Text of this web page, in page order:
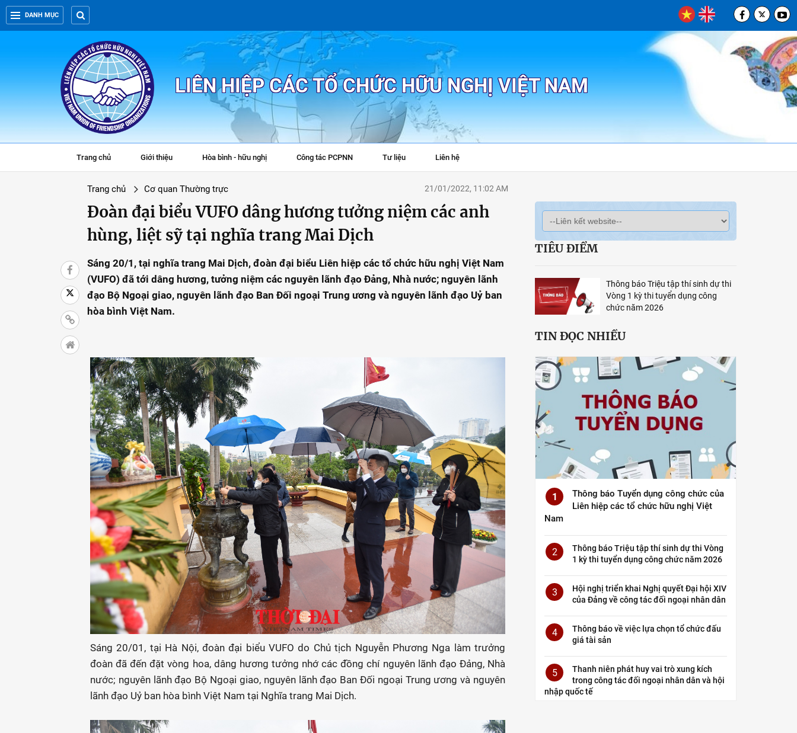
DANH MỤC
LIÊN HIỆP CÁC TỔ CHỨC HỮU NGHỊ VIỆT NAM
Trang chủ Giới thiệu Hòa bình - hữu nghị Công tác PCPNN Tư liệu Liên hệ
Trang chủ Cơ quan Thường trực 21/01/2022, 11:02 AM
Đoàn đại biểu VUFO dâng hương tưởng niệm các anh
hùng, liệt sỹ tại nghĩa trang Mai Dịch
Sáng 20/1, tại nghĩa trang Mai Dịch, đoàn đại biểu Liên hiệp các tổ chức hữu nghị Việt Nam
(VUFO) đã tới dâng hương, tưởng niệm các nguyên lãnh đạo Đảng, Nhà nước; nguyên lãnh
đạo Bộ Ngoại giao, nguyên lãnh đạo Ban Đối ngoại Trung ương và nguyên lãnh đạo Uỷ ban
hòa bình Việt Nam.
Sáng 20/01, tại Hà Nội, đoàn đại biểu VUFO do Chủ tịch Nguyễn Phương Nga làm trưởng
đoàn đã đến đặt vòng hoa, dâng hương tưởng nhớ các đồng chí nguyên lãnh đạo Đảng, Nhà
nước; nguyên lãnh đạo Bộ Ngoại giao, nguyên lãnh đạo Ban Đối ngoại Trung ương và nguyên
lãnh đạo Uỷ ban hòa bình Việt Nam tại Nghĩa trang Mai Dịch.
TIÊU ĐIỂM
Thông báo Triệu tập thí sinh dự thi
Vòng 1 kỳ thi tuyển dụng công
chức năm 2026
TIN ĐỌC NHIỀU
1
Thông báo Tuyển dụng công chức của
Liên hiệp các tổ chức hữu nghị Việt
Nam
2
Thông báo Triệu tập thí sinh dự thi Vòng
1 kỳ thi tuyển dụng công chức năm 2026
3
Hội nghị triển khai Nghị quyết Đại hội XIV
của Đảng về công tác đối ngoại nhân dân
4
Thông báo về việc lựa chọn tổ chức đấu
giá tài sản
5
Thanh niên phát huy vai trò xung kích
trong công tác đối ngoại nhân dân và hội
nhập quốc tế